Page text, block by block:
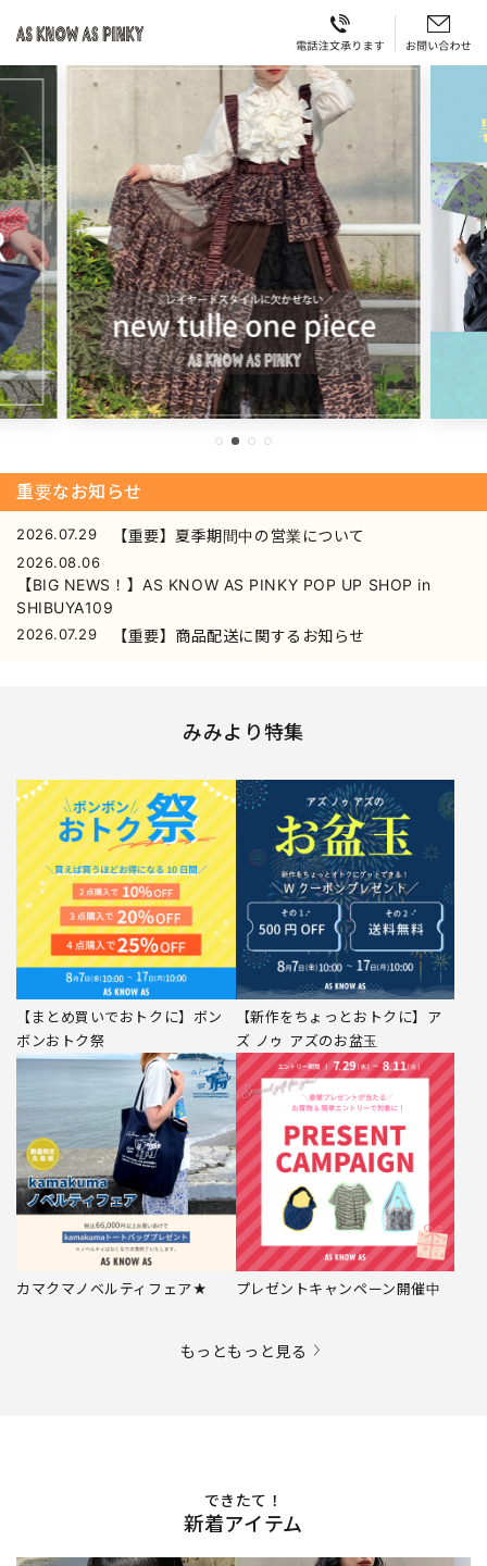
重要なお知らせ
2026.07.29 【重要】夏季期間中の営業について
2026.08.06
【BIG NEWS！】AS KNOW AS PINKY POP UP SHOP in
SHIBUYA109
2026.07.29 【重要】商品配送に関するお知らせ
みみより特集
【まとめ買いでおトクに】ボン
ボンおトク祭
【新作をちょっとおトクに】ア
ズ ノゥ アズのお盆玉
カマクマノベルティフェア★ プレゼントキャンペーン開催中
もっともっと見る
できたて！
新着アイテム